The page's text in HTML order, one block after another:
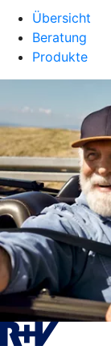
Übersicht
Beratung
Produkte